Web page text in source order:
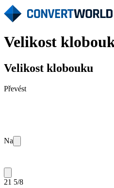
Velikost
Velikost klobouku
Převést
Na
21 5/8